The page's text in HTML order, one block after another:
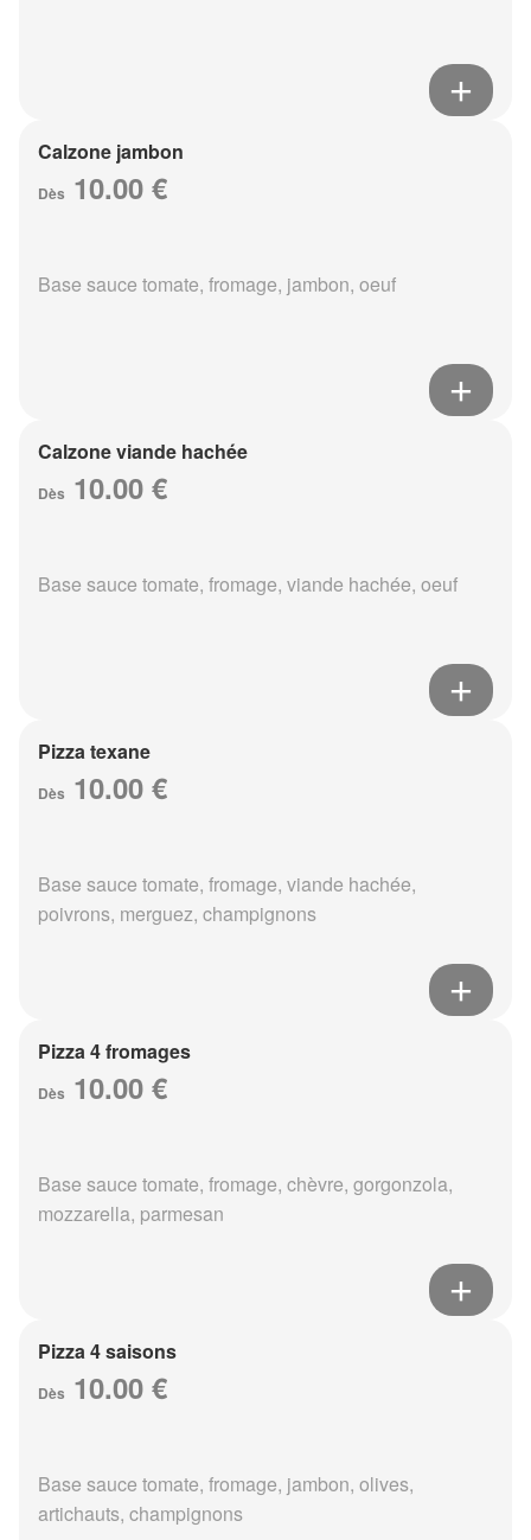
Calzone jambon
Dès 10.00 €
Base sauce tomate, fromage, jambon, oeuf
Calzone viande hachée
Dès 10.00 €
Base sauce tomate, fromage, viande hachée, oeuf
Pizza texane
Dès 10.00 €
Base sauce tomate, fromage, viande hachée,
poivrons, merguez, champignons
Pizza 4 fromages
Dès 10.00 €
Base sauce tomate, fromage, chèvre, gorgonzola,
mozzarella, parmesan
Pizza 4 saisons
Dès 10.00 €
Base sauce tomate, fromage, jambon, olives,
artichauts, champignons